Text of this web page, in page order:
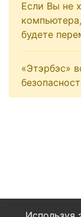
Если Вы не
будете
«Этэрбэс»